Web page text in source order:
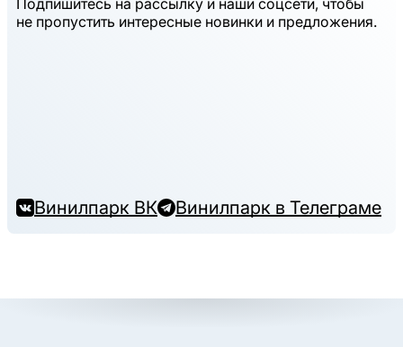
не пропустить интересные новинки и предложения.
Винилпарк ВК Винилпарк в Телеграме